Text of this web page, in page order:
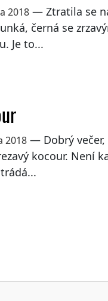
2018— Ztratila se
černá se
Je to...
2018— Dobrý večer,
kocour. Není